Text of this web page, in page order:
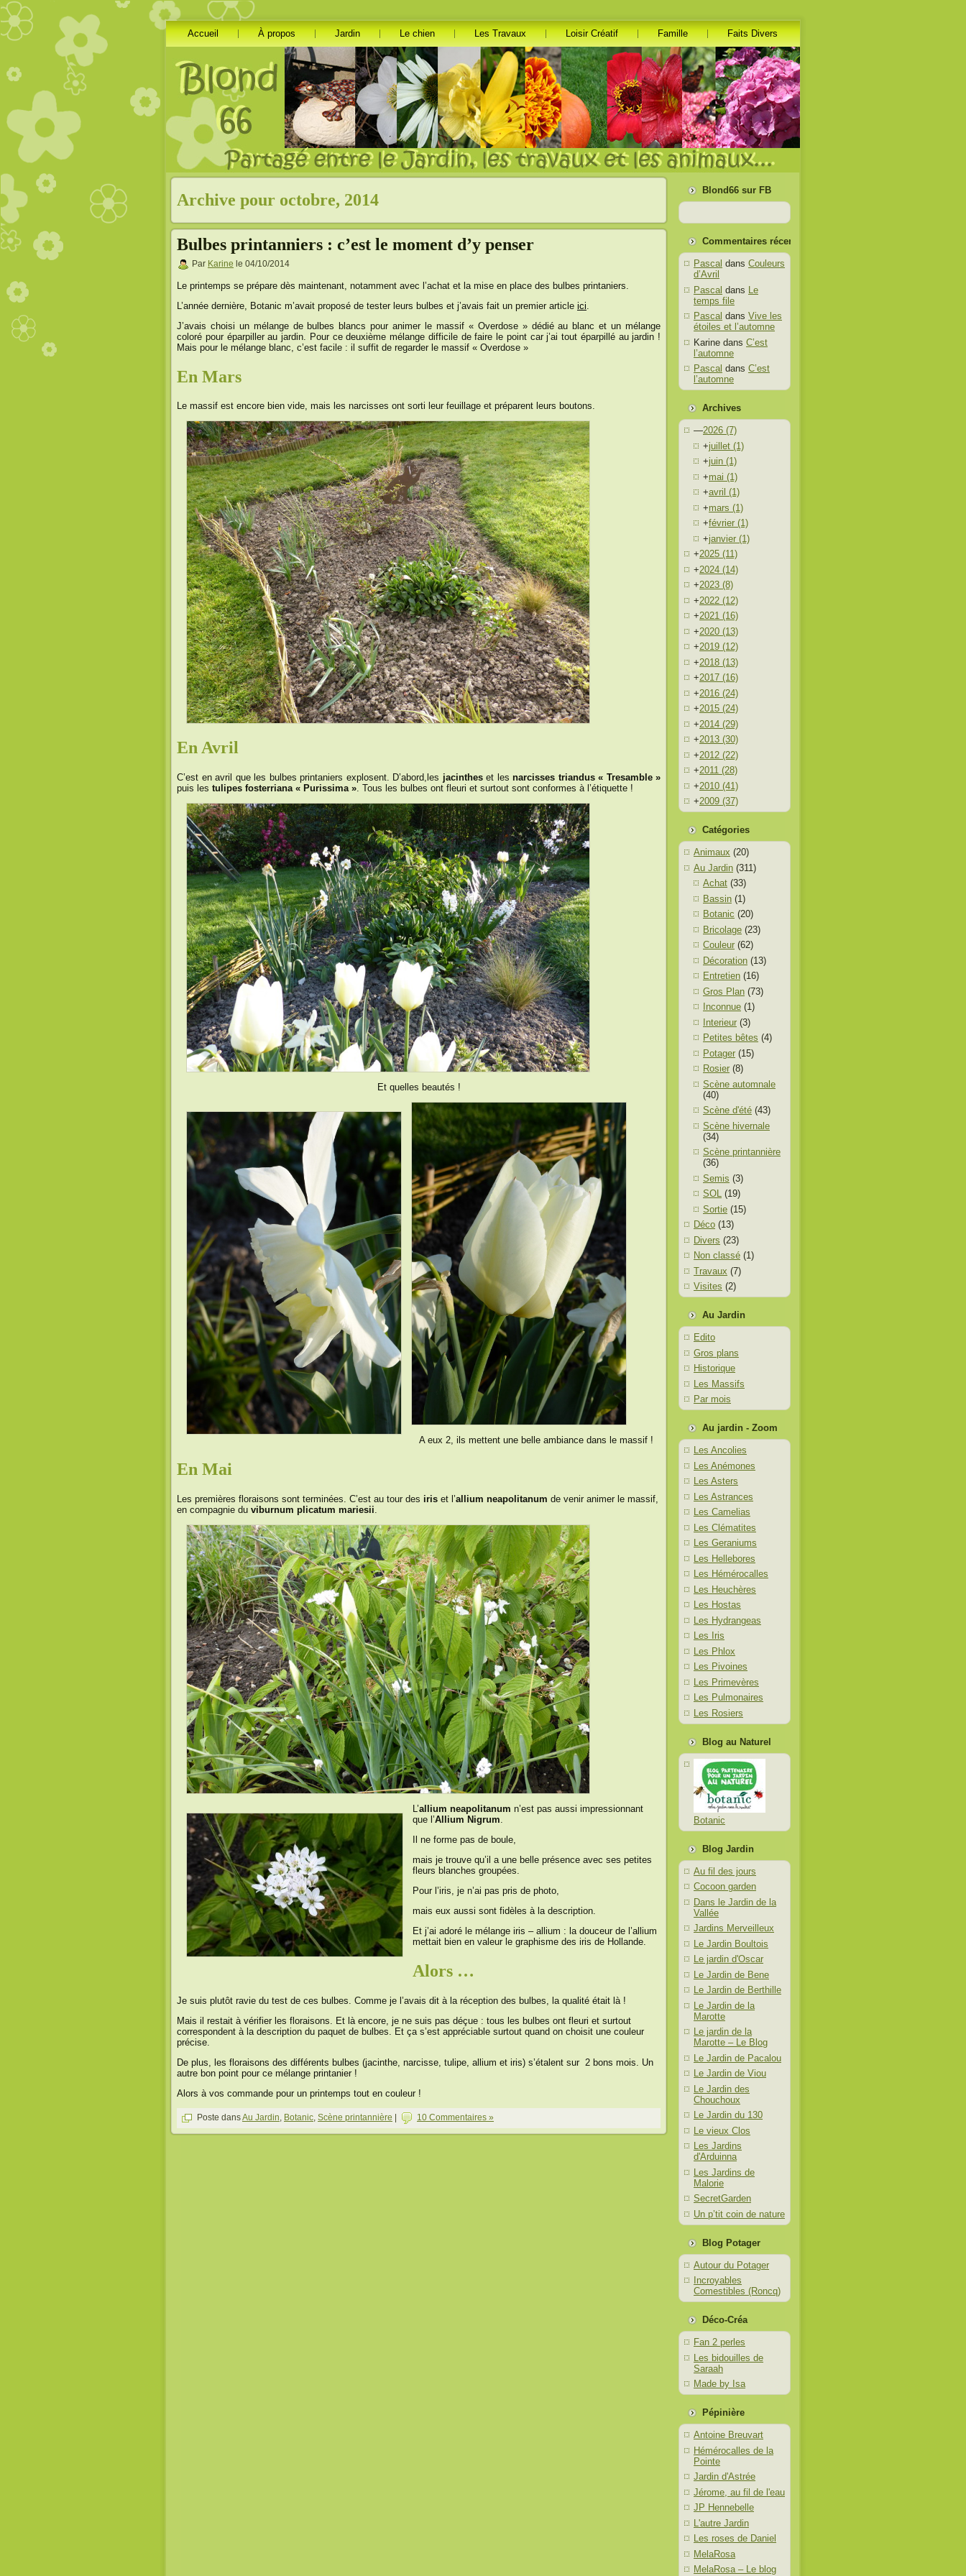
Accueil À propos Jardin Le chien Les Travaux Loisir Créatif Famille Faits Divers
Archive pour octobre, 2014
Bulbes printanniers : c’est le moment d’y penser
Par Karine le 04/10/2014
Le printemps se prépare dès maintenant, notamment avec l’achat et la mise en place des bulbes printaniers.
L’année dernière, Botanic m’avait proposé de tester leurs bulbes et j’avais fait un premier article ici
J’avais choisi un mélange de bulbes blancs pour animer le massif « Overdose » dédié au blanc et un mélange
coloré pour éparpiller au jardin. Pour ce deuxième mélange difficile de faire le point car j’ai tout éparpillé au jardin !
Mais pour le mélange blanc, c’est facile : il suffit de regarder le massif « Overdose »
En Mars
Le massif est encore bien vide, mais les narcisses ont sorti leur feuillage et préparent leurs boutons.
En Avril
C’est en avril que les bulbes printaniers explosent. D’abord,les jacinthes et les narcisses triandus « Tresamble »
puis les tulipes fosterriana « Purissima ». Tous les bulbes ont fleuri et surtout sont conformes à l’étiquette !
Et quelles beautés !
A eux 2, ils mettent une belle ambiance dans le massif !
En Mai
Les premières floraisons sont terminées. C’est au tour des iris et l’allium neapolitanum de venir animer le massif,
en compagnie du viburnum plicatum mariesii.
L’allium neapolitanum n’est pas aussi impressionnant
que l’Allium Nigrum.
Il ne forme pas de boule,
mais je trouve qu’il a une belle présence avec ses petites
fleurs blanches groupées.
Pour l’iris, je n’ai pas pris de photo,
mais eux aussi sont fidèles à la description.
Et j’ai adoré le mélange iris – allium : la douceur de l’allium
mettait bien en valeur le graphisme des iris de Hollande.
Alors …
Je suis plutôt ravie du test de ces bulbes. Comme je l’avais dit à la réception des bulbes, la qualité était là !
Mais il restait à vérifier les floraisons. Et là encore, je ne suis pas déçue : tous les bulbes ont fleuri et surtout
correspondent à la description du paquet de bulbes. Et ça s’est appréciable surtout quand on choisit une couleur
précise.
De plus, les floraisons des différents bulbes (jacinthe, narcisse, tulipe, allium et iris) s’étalent sur 2 bons mois. Un
autre bon point pour ce mélange printanier !
Alors à vos commande pour un printemps tout en couleur !
Poste dansAu Jardin, Botanic, Scène printannière 10 Commentaires »
Blond66 sur FB
Commentaires récents
Pascal dans Couleurs
d’Avril
Pascal dans Le
temps file
Pascal dans Vive les
étoiles et l’automne
Karine dans C’est
l’automne
Pascal dans C’est
l’automne
Archives
—2026 (7)
+juillet (1)
+juin (1)
+mai (1)
+avril (1)
+mars (1)
+février (1)
+janvier (1)
+2025 (11)
+2024 (14)
+2023 (8)
+2022 (12)
+2021 (16)
+2020 (13)
+2019 (12)
+2018 (13)
+2017 (16)
+2016 (24)
+2015 (24)
+2014 (29)
+2013 (30)
+2012 (22)
+2011 (28)
+2010 (41)
+2009 (37)
Catégories
Animaux (20)
Au Jardin (311)
Achat (33)
Bassin (1)
Botanic (20)
Bricolage (23)
Couleur (62)
Décoration (13)
Entretien (16)
Gros Plan (73)
Inconnue (1)
Interieur (3)
Petites bêtes (4)
Potager (15)
Rosier (8)
Scène automnale
(40)
Scène d'été (43)
Scène hivernale
(34)
Scène printannière
(36)
Semis (3)
SOL (19)
Sortie (15)
Déco (13)
Divers (23)
Non classé (1)
Travaux (7)
Visites (2)
Au Jardin
Edito
Gros plans
Historique
Les Massifs
Par mois
Au jardin - Zoom
Les Ancolies
Les Anémones
Les Asters
Les Astrances
Les Camelias
Les Clématites
Les Geraniums
Les Hellebores
Les Hémérocalles
Les Heuchères
Les Hostas
Les Hydrangeas
Les Iris
Les Phlox
Les Pivoines
Les Primevères
Les Pulmonaires
Les Rosiers
Blog au Naturel
Botanic
Blog Jardin
Au fil des jours
Cocoon garden
Dans le Jardin de la
Vallée
Jardins Merveilleux
Le Jardin Boultois
Le jardin d'Oscar
Le Jardin de Bene
Le Jardin de Berthille
Le Jardin de la
Marotte
Le jardin de la
Marotte – Le Blog
Le Jardin de Pacalou
Le Jardin de Viou
Le Jardin des
Chouchoux
Le Jardin du 130
Le vieux Clos
Les Jardins
d'Arduinna
Les Jardins de
Malorie
SecretGarden
Un p’tit coin de nature
Blog Potager
Autour du Potager
Incroyables
Comestibles (Roncq)
Déco-Créa
Fan 2 perles
Les bidouilles de
Saraah
Made by Isa
Pépinière
Antoine Breuvart
Hémérocalles de la
Pointe
Jardin d'Astrée
Jérome, au fil de l'eau
JP Hennebelle
L'autre Jardin
Les roses de Daniel
MelaRosa
MelaRosa – Le blog